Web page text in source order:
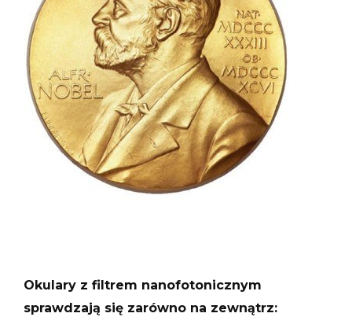
Okulary z filtrem nanofotonicznym
sprawdzają się zarówno na zewnątrz: